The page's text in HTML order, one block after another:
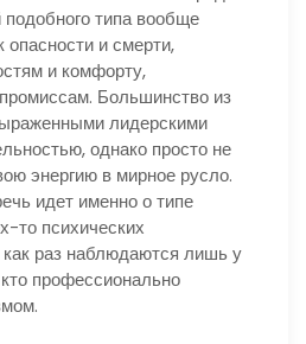
типа вообще
опасности и смерти,
и комфорту,
Большинство из
лидерскими
однако просто не
энергию в мирное русло.
идет именно о типе
то психических
как раз наблюдаются лишь у
профессионально